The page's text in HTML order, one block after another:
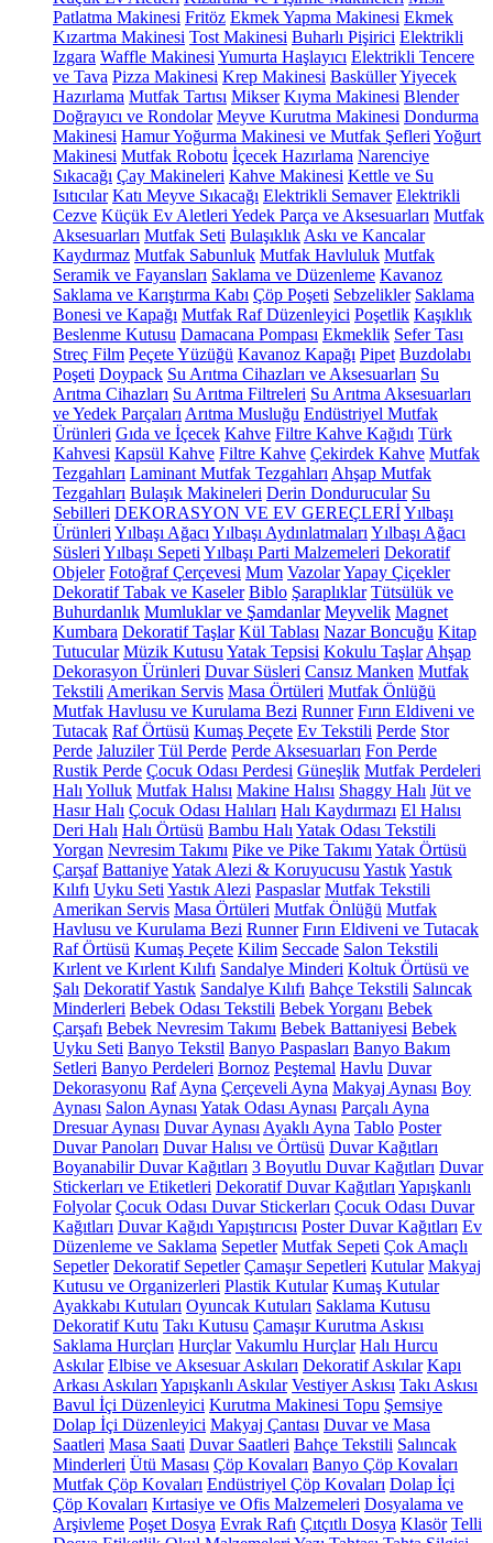
Patlatma Makinesi Fritöz Ekmek Yapma Makinesi Ekmek
Kızartma Makinesi Tost Makinesi Buharlı Pişirici Elektrikli
Izgara Waffle Makinesi Yumurta Haşlayıcı Elektrikli Tencere
ve Tava Pizza Makinesi Krep Makinesi BasküllerYiyecek
Hazırlama Mutfak Tartısı Mikser Kıyma Makinesi Blender
Doğrayıcı ve Rondolar Meyve Kurutma Makinesi Dondurma
Makinesi Hamur Yoğurma Makinesi ve Mutfak Şefleri Yoğurt
Makinesi Mutfak Robotu İçecek Hazırlama Narenciye
Sıkacağı Çay Makineleri Kahve Makinesi Kettle ve Su
Isıtıcılar Katı Meyve Sıkacağı Elektrikli Semaver Elektrikli
Cezve Küçük Ev Aletleri Yedek Parça ve Aksesuarları Mutfak
Aksesuarları Mutfak Seti Bulaşıklık Askı ve Kancalar
Kaydırmaz Mutfak Sabunluk Mutfak Havluluk Mutfak
Seramik ve Fayansları Saklama ve Düzenleme Kavanoz
Saklama ve Karıştırma Kabı Çöp Poşeti Sebzelikler Saklama
Bonesi ve Kapağı Mutfak Raf Düzenleyici Poşetlik Kaşıklık
Beslenme Kutusu Damacana Pompası Ekmeklik Sefer Tası
Streç Film Peçete Yüzüğü Kavanoz Kapağı Pipet Buzdolabı
Poşeti Doypack Su Arıtma Cihazları ve Aksesuarları Su
Arıtma Cihazları Su Arıtma Filtreleri Su Arıtma Aksesuarları
ve Yedek Parçaları Arıtma Musluğu Endüstriyel Mutfak
Ürünleri Gıda ve İçecek Kahve Filtre Kahve Kağıdı Türk
Kahvesi Kapsül Kahve Filtre Kahve Çekirdek Kahve Mutfak
Tezgahları Laminant Mutfak Tezgahları Ahşap Mutfak
Tezgahları Bulaşık Makineleri Derin Dondurucular Su
Sebilleri DEKORASYON VE EV GEREÇLERİYılbaşı
Ürünleri Yılbaşı Ağacı Yılbaşı Aydınlatmaları Yılbaşı Ağacı
Süsleri Yılbaşı Sepeti Yılbaşı Parti Malzemeleri Dekoratif
Objeler Fotoğraf Çerçevesi Mum VazolarYapay Çiçekler
Dekoratif Tabak ve Kaseler Biblo Şaraplıklar Tütsülük ve
Buhurdanlık Mumluklar ve Şamdanlar Meyvelik Magnet
Kumbara Dekoratif Taşlar Kül Tablası Nazar Boncuğu Kitap
Tutucular Müzik Kutusu Yatak Tepsisi Kokulu Taşlar Ahşap
Dekorasyon Ürünleri Duvar Süsleri Cansız Manken Mutfak
Tekstili Amerikan Servis Masa Örtüleri Mutfak Önlüğü
Mutfak Havlusu ve Kurulama Bezi Runner Fırın Eldiveni ve
Tutacak Raf Örtüsü Kumaş Peçete Ev Tekstili Perde Stor
Perde Jaluziler Tül Perde Perde Aksesuarları Fon Perde
Rustik Perde Çocuk Odası Perdesi Güneşlik Mutfak Perdeleri
Halı Yolluk Mutfak Halısı Makine Halısı Shaggy Halı Jüt ve
Hasır Halı Çocuk Odası Halıları Halı Kaydırmazı El Halısı
Deri Halı Halı Örtüsü Bambu Halı Yatak Odası Tekstili
Yorgan Nevresim Takımı Pike ve Pike Takımı Yatak Örtüsü
Çarşaf BattaniyeYatak Alezi & Koruyucusu YastıkYastık
Kılıfı Uyku Seti Yastık Alezi Paspaslar Mutfak Tekstili
Amerikan Servis Masa Örtüleri Mutfak Önlüğü Mutfak
Havlusu ve Kurulama Bezi Runner Fırın Eldiveni ve Tutacak
Raf Örtüsü Kumaş Peçete Kilim Seccade Salon Tekstili
Kırlent ve Kırlent Kılıfı Sandalye Minderi Koltuk Örtüsü ve
Şalı Dekoratif Yastık Sandalye Kılıfı Bahçe Tekstili Salıncak
Minderleri Bebek Odası Tekstili Bebek Yorganı Bebek
Çarşafı Bebek Nevresim Takımı Bebek Battaniyesi Bebek
Uyku Seti Banyo Tekstil Banyo Paspasları Banyo Bakım
Setleri Banyo Perdeleri Bornoz Peştemal Havlu Duvar
Dekorasyonu Raf Ayna Çerçeveli Ayna Makyaj Aynası Boy
Aynası Salon Aynası Yatak Odası Aynası Parçalı Ayna
Dresuar Aynası Duvar Aynası Ayaklı Ayna Tablo Poster
Duvar Panoları Duvar Halısı ve Örtüsü Duvar Kağıtları
Boyanabilir Duvar Kağıtları 3 Boyutlu Duvar Kağıtları Duvar
Stickerları ve Etiketleri Dekoratif Duvar Kağıtları Yapışkanlı
Folyolar Çocuk Odası Duvar Stickerları Çocuk Odası Duvar
Kağıtları Duvar Kağıdı Yapıştırıcısı Poster Duvar Kağıtları Ev
Düzenleme ve Saklama Sepetler Mutfak Sepeti Çok Amaçlı
Sepetler Dekoratif Sepetler Çamaşır Sepetleri Kutular Makyaj
Kutusu ve Organizerleri Plastik Kutular Kumaş Kutular
Ayakkabı Kutuları Oyuncak Kutuları Saklama Kutusu
Dekoratif Kutu Takı Kutusu Çamaşır Kurutma Askısı
Saklama Hurçları Hurçlar Vakumlu Hurçlar Halı Hurcu
Askılar Elbise ve Aksesuar Askıları Dekoratif Askılar Kapı
Arkası Askıları Yapışkanlı Askılar Vestiyer Askısı Takı Askısı
Bavul İçi Düzenleyici Kurutma Makinesi Topu Şemsiye
Dolap İçi Düzenleyici Makyaj Çantası Duvar ve Masa
Saatleri Masa Saati Duvar Saatleri Bahçe Tekstili Salıncak
Minderleri Ütü Masası Çöp Kovaları Banyo Çöp Kovaları
Mutfak Çöp Kovaları Endüstriyel Çöp Kovaları Dolap İçi
Çöp Kovaları Kırtasiye ve Ofis Malzemeleri Dosyalama ve
Arşivleme Poşet Dosya Evrak Rafı Çıtçıtlı Dosya Klasör Telli